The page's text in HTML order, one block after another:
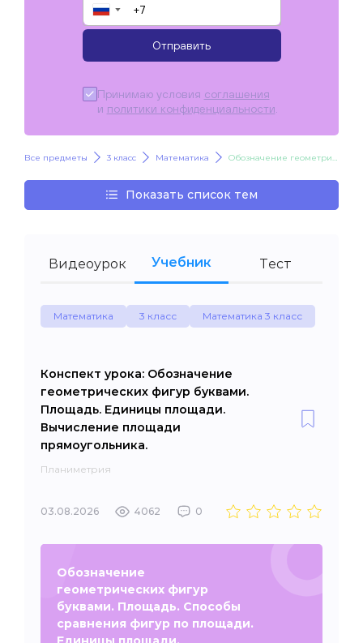
▼
Отправить
Принимаю условия соглашения
и политики конфиденциальности
Все предметы 3 класс Математика Обозначение геометрических фигур буквами. Площадь. Единицы площади. Вычисление площади прямоугольника.
Показать список тем
Видеоурок Учебник Тест
Математика 3 класс Математика 3 класс
Конспект урока: Обозначение
геометрических фигур буквами.
Площадь. Единицы площади.
Вычисление площади
прямоугольника.
Планиметрия
03.08.2026 4062 0
Обозначение
геометрических фигур
буквами. Площадь. Способы
сравнения фигур по площади.